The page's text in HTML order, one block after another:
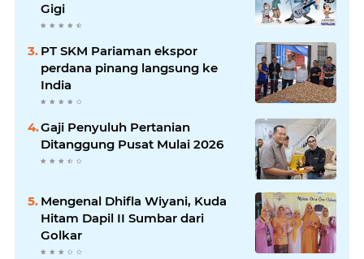
Gigi
PT SKM Pariaman ekspor
perdana pinang langsung ke
India
Gaji Penyuluh Pertanian
Ditanggung Pusat Mulai 2026
Mengenal Dhifla Wiyani, Kuda
Hitam Dapil II Sumbar dari
Golkar